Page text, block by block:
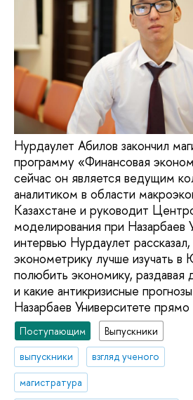
Нурдаулет Абилов закончил
программу «Финансовая
сейчас он является ведущим
аналитиком в области
Казахстане и руководит
моделирования при Назарбаев
интервью Нурдаулет
эконометрику лучше изучать
полюбить экономику,
и какие антикризисные
Назарбаев Университете прямо
Поступающим
Выпускники
выпускники
взгляд ученого
магистратура